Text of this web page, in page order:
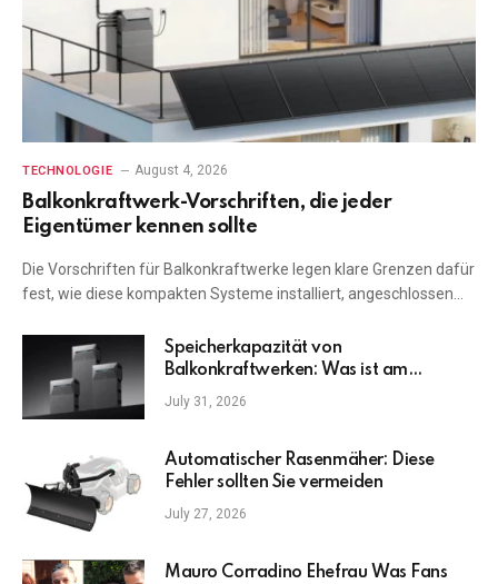
TECHNOLOGIE August 4, 2026
Balkonkraftwerk-Vorschriften, die jeder
Eigentümer kennen sollte
Die Vorschriften für Balkonkraftwerke legen klare Grenzen dafür
fest, wie diese kompakten Systeme installiert, angeschlossen…
Speicherkapazität von
Balkonkraftwerken: Was ist am
wichtigsten?
July 31, 2026
Automatischer Rasenmäher: Diese
Fehler sollten Sie vermeiden
July 27, 2026
Mauro Corradino Ehefrau Was Fans